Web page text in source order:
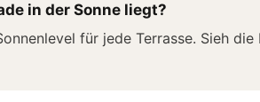
in der Sonne liegt?
für jede Terrasse. Sieh